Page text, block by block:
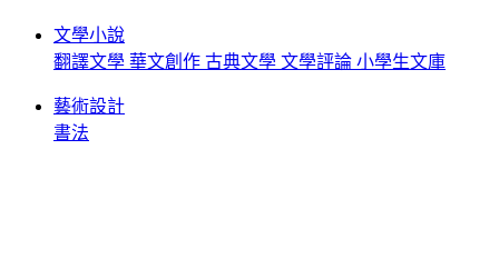
文學小說
翻譯文學 華文創作 古典文學 文學評論 小學生文庫
藝術設計
書法